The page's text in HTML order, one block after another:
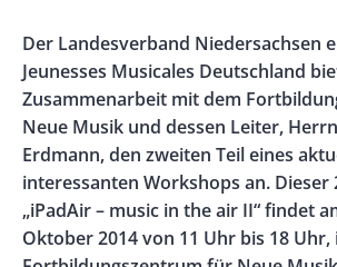
Left
Rectangle
Right
Body
Der Landesverband Niedersachsen
Jeunesses Musicales Deutschland
Zusammenarbeit mit dem
Neue Musik und dessen Leiter,
Erdmann, den zweiten Teil eines
interessanten Workshops an. Dieser
„iPadAir – music in the air II“ findet
Oktober 2014 von 11 Uhr bis 18 Uhr,